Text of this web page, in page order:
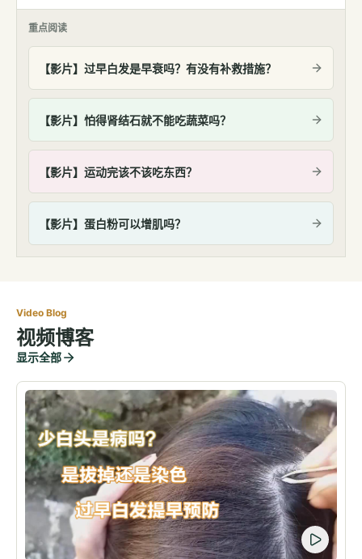
重点阅读
【影片】过早白发是早衰吗？有没有补救措施？
【影片】怕得肾结石就不能吃蔬菜吗？
【影片】运动完该不该吃东西？
【影片】蛋白粉可以增肌吗？
Video Blog
视频博客
显示全部